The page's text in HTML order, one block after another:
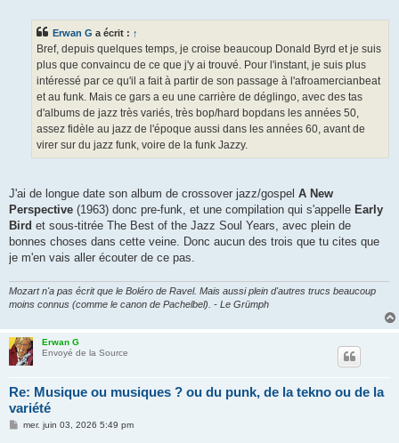
Erwan G a écrit : ↑
Bref, depuis quelques temps, je croise beaucoup Donald Byrd et je suis
plus que convaincu de ce que j'y ai trouvé. Pour l'instant, je suis plus
intéressé par ce qu'il a fait à partir de son passage à l'afroamercianbeat
et au funk. Mais ce gars a eu une carrière de déglingo, avec des tas
d'albums de jazz très variés, très bop/hard bopdans les années 50,
assez fidèle au jazz de l'époque aussi dans les années 60, avant de
virer sur du jazz funk, voire de la funk Jazzy.
J'ai de longue date son album de crossover jazz/gospel A New
Perspective (1963) donc pre-funk, et une compilation qui s'appelle Early
Bird et sous-titrée The Best of the Jazz Soul Years, avec plein de
bonnes choses dans cette veine. Donc aucun des trois que tu cites que
je m'en vais aller écouter de ce pas.
Mozart n'a pas écrit que le Boléro de Ravel. Mais aussi plein d'autres trucs beaucoup
moins connus (comme le canon de Pachelbel). - Le Grümph
Erwan G
Envoyé de la Source
Re: Musique ou musiques ? ou du punk, de la tekno ou de la
variété
Mmer. juin 03, 2026 5:49 pm